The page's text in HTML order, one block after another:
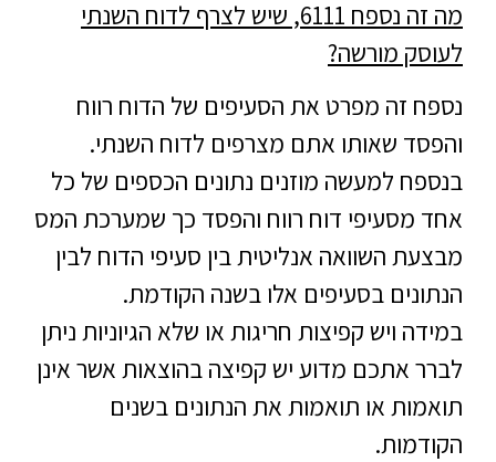
מה זה נספח 6111, שיש לצרף לדוח השנתי
לעוסק מורשה?
נספח זה מפרט את הסעיפים של הדוח רווח
והפסד שאותו אתם מצרפים לדוח השנתי.
בנספח למעשה מוזנים נתונים הכספים של כל
אחד מסעיפי דוח רווח והפסד כך שמערכת המס
מבצעת השוואה אנליטית בין סעיפי הדוח לבין
הנתונים בסעיפים אלו בשנה הקודמת.
במידה ויש קפיצות חריגות או שלא הגיוניות ניתן
לברר אתכם מדוע יש קפיצה בהוצאות אשר אינן
תואמות או תואמות את הנתונים בשנים
הקודמות.